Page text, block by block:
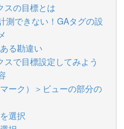
スの目標とは
測できない！GAタグの設
る勘違い
スで目標設定してみよう
ーク）＞ビューの部分の
選択